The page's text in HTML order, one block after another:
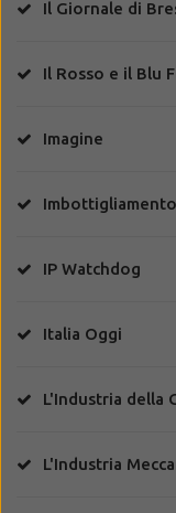
Il Giornale di
Il Rosso e il Blu
Imagine
Imbottigliamento
IP Watchdog
Italia Oggi
L'Industria della
L'Industria